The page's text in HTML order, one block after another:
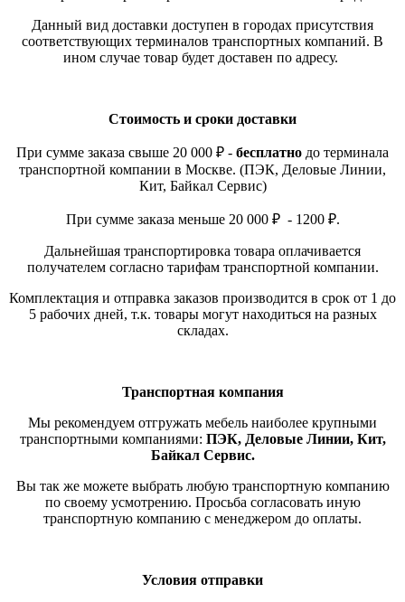
Данный вид доставки доступен в городах присутствия
соответствующих терминалов транспортных компаний. В
ином случае товар будет доставен по адресу.
Стоимость и сроки доставки
При сумме заказа свыше 20 000 ₽ - бесплатно до терминала
транспортной компании в Москве. (ПЭК, Деловые Линии,
Кит, Байкал Сервис)
При сумме заказа меньше 20 000 ₽ - 1200 ₽.
Дальнейшая транспортировка товара оплачивается
получателем согласно тарифам транспортной компании.
Комплектация и отправка заказов производится в срок от 1 до
5 рабочих дней, т.к. товары могут находиться на разных
складах.
Транспортная компания
Мы рекомендуем отгружать мебель наиболее крупными
транспортными компаниями: ПЭК, Деловые Линии, Кит,
Байкал Сервис.
Вы так же можете выбрать любую транспортную компанию
по своему усмотрению. Просьба согласовать иную
транспортную компанию с менеджером до оплаты.
Условия отправки